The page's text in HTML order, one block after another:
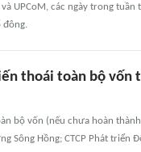
và UPCoM, các ngày trong
đông.
thoái toàn bộ vốn
bộ vốn (nếu chưa hoàn
Sông Hồng; CTCP Phát triển